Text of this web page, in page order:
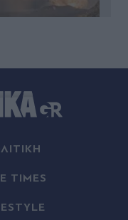
μήνας που
Η μέση τιμή
του 20ού
TIMES